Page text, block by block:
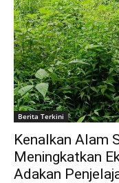
Berita Terkini
Kenalkan Alam
Meningkatkan
Adakan